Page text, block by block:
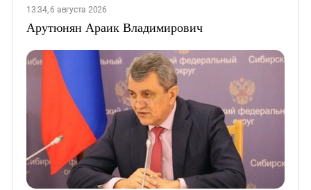
13:34, 6 августа 2026
Арутюнян Араик Владимирович